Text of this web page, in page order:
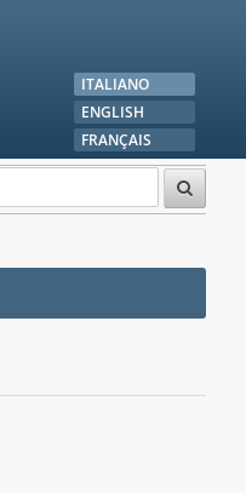
ITALIANO
ENGLISH
FRANÇAIS